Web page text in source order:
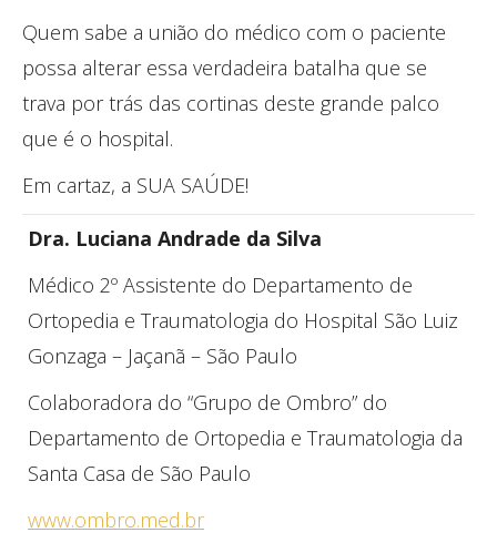
Quem sabe a união do médico com o paciente
possa alterar essa verdadeira batalha que se
trava por trás das cortinas deste grande palco
que é o hospital.
Em cartaz, a SUA SAÚDE!
Dra. Luciana Andrade da Silva
Médico 2º Assistente do Departamento de
Ortopedia e Traumatologia do Hospital São Luiz
Gonzaga – Jaçanã – São Paulo
Colaboradora do “Grupo de Ombro” do
Departamento de Ortopedia e Traumatologia da
Santa Casa de São Paulo
www.ombro.med.br